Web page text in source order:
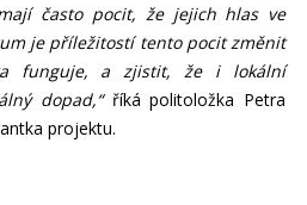
často pocit, že jejich hlas ve
je příležitostí tento pocit změnit
funguje, a zjistit, že i lokální
dopad,“říká politoložka Petra
projektu.